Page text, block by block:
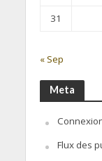
31
« Sep
Meta
Flux des